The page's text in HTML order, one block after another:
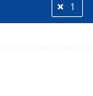
1